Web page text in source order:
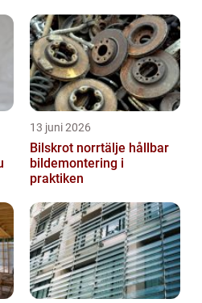
13 juni 2026
Bilskrot norrtälje hållbar
bildemontering i
praktiken